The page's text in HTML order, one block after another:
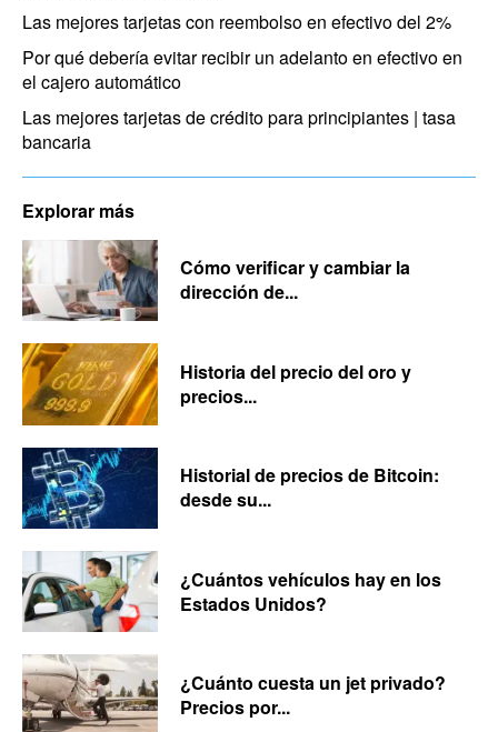
Las mejores tarjetas con reembolso en efectivo del 2%
Por qué debería evitar recibir un adelanto en efectivo en
el cajero automático
Las mejores tarjetas de crédito para principiantes | tasa
bancaria
Explorar más
Cómo verificar y cambiar la
dirección de...
Historia del precio del oro y
precios...
Historial de precios de Bitcoin:
desde su...
¿Cuántos vehículos hay en los
Estados Unidos?
¿Cuánto cuesta un jet privado?
Precios por...